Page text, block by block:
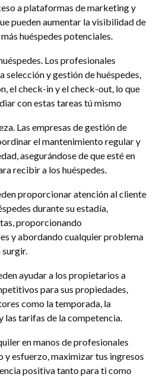
a plataformas de marketing y
pueden aumentar la visibilidad de
huéspedes potenciales.
Los profesionales
selección y gestión de huéspedes,
el check-in y el check-out, lo que
con estas tareas tú mismo
Las empresas de gestión de
el mantenimiento regular y
asegurándose de que esté en
recibir a los huéspedes.
proporcionar atención al cliente
durante su estadía,
proporcionando
y abordando cualquier problema
surgir.
ayudar a los propietarios a
para sus propiedades,
como la temporada, la
las tarifas de la competencia.
en manos de profesionales
y esfuerzo, maximizar tus ingresos
positiva tanto para ti como